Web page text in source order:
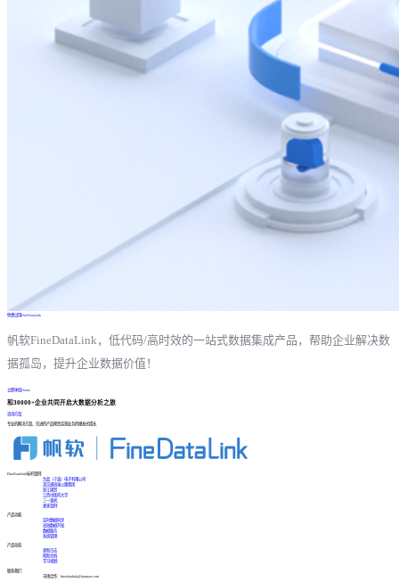
免费试用FineDataLink
帆软FineDataLink，低代码/高时效的一站式数据集成产品，帮助企业解决数
据孤岛，提升企业数据价值！
立即体验Demo
和30000+企业共同开启大数据分析之旅
咨询方案
专业的解决方案、先进的产品帮您实现业务的爆发式增长
FineDataLink标杆案例
台晶（宁波）电子有限公司
某交通高速公路集团
浙江国贸
江西中医药大学
三一重机
更多案例
产品功能
实时数据同步
高效数据开发
数据服务
系统管理
产品动态
更新日志
帮助文档
学习视频
联系我们
市场合作：finedatalink@fanruan.com